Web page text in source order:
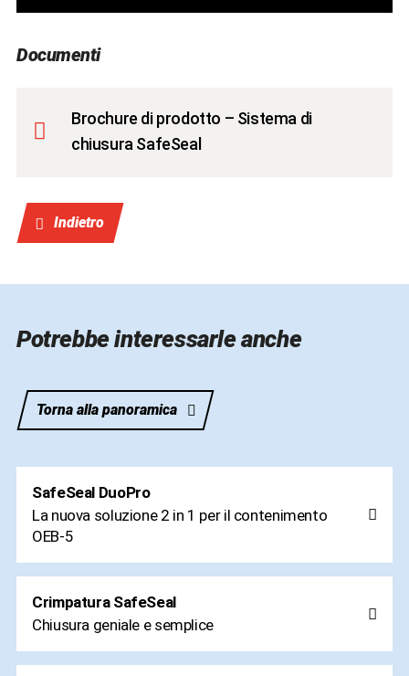
Documenti
Brochure di prodotto – Sistema di
chiusura SafeSeal
Indietro
Potrebbe interessarle anche
Torna alla panoramica
SafeSeal DuoPro
La nuova soluzione 2 in 1 per il contenimento
OEB-5
Crimpatura SafeSeal
Chiusura geniale e semplice